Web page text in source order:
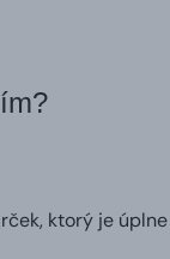
ktorý je